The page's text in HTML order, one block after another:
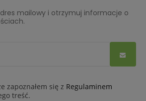
mailowy i otrzymuj informacje o
zapoznałem się z Regulaminem
treść.